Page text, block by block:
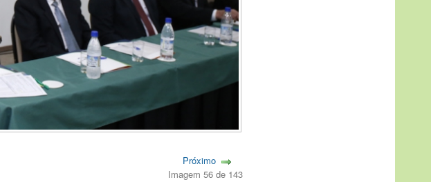
Próximo
Imagem 56 de 143